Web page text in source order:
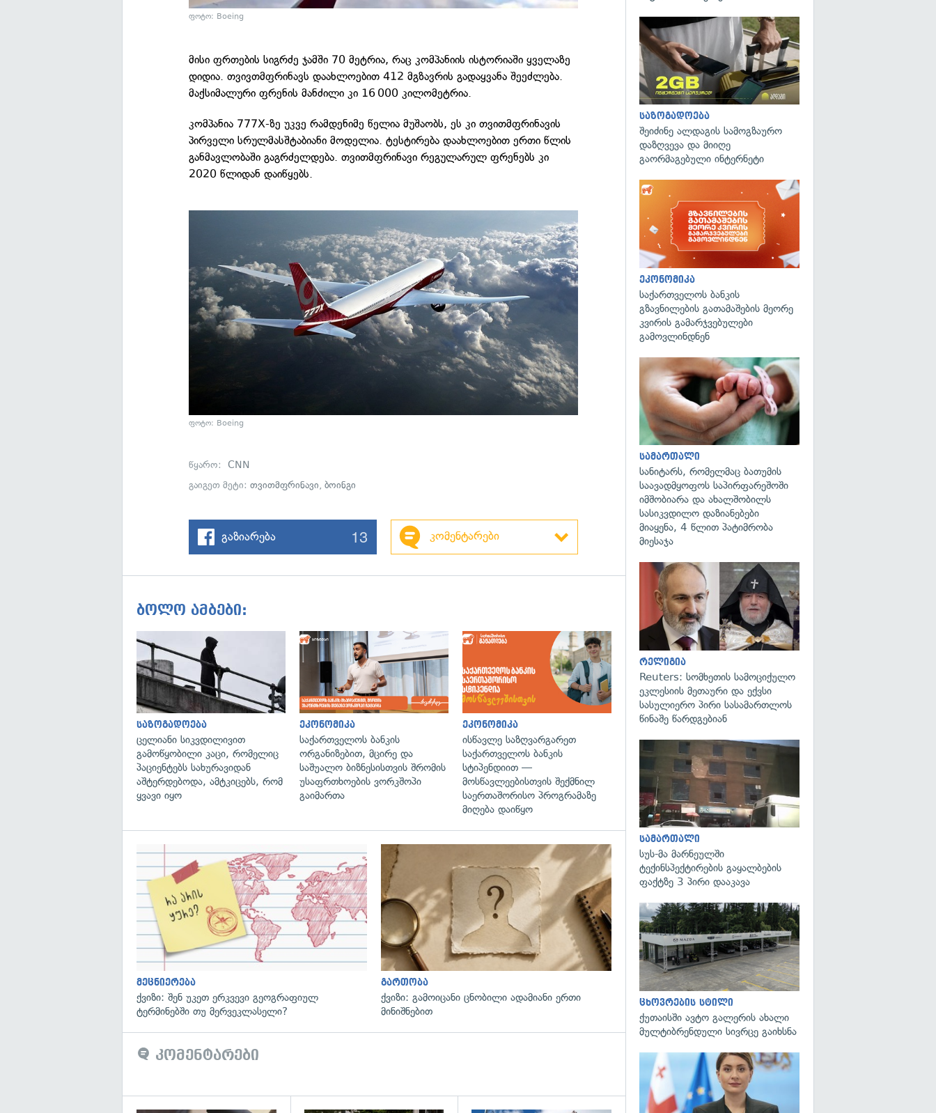
ფოტო: Boeing
მისი ფრთების სიგრძე ჯამში 70 მეტრია, რაც კომპანიის ისტორიაში ყველაზე
დიდია. თვივთმფრინავს დაახლოებით 412 მგზავრის გადაყვანა შეეძლება.
მაქსიმალური ფრენის მანძილი კი 16 000 კილომეტრია.
კომპანია 777X-ზე უკვე რამდენიმე წელია მუშაობს, ეს კი თვითმფრინავის
პირველი სრულმასშტაბიანი მოდელია. ტესტირება დაახლოებით ერთი წლის
განმავლობაში გაგრძელდება. თვითმფრინავი რეგულარულ ფრენებს კი
2020 წლიდან დაიწყებს.
ფოტო: Boeing
წყარო:CNN
გაიგეთ მეტი:თვითმფრინავი,ბოინგი
გაზიარება 13 კომენტარები
ბოლო ამბები:
გადახედვა
საზოგადოება
ცელიანი სიკვდილივით
გამოწყობილი კაცი, რომელიც
პაციენტებს სახურავიდან
აშტერდებოდა, ამტკიცებს, რომ
ყვავი იყო
ეკონომიკა
საქართველოს ბანკის
ორგანიზებით, მცირე და
საშუალო ბიზნესისთვის შრომის
უსაფრთხოების ვორკშოპი
გაიმართა
ეკონომიკა
ისწავლე საზღვარგარეთ
საქართველოს ბანკის
სტიპენდიით —
მოსწავლეებისთვის შექმნილ
საერთაშორისო პროგრამაზე
მიღება დაიწყო
მეცნიერება
ქვიზი: შენ უკეთ ერკვევი გეოგრაფიულ
ტერმინებში თუ მერვეკლასელი?
გართობა
ქვიზი: გამოიცანი ცნობილი ადამიანი ერთი
მინიშნებით
კომენტარები
საზოგადოება
შეიძინე ალდაგის სამოგზაურო
დაზღვევა და მიიღე
გაორმაგებული ინტერნეტი
ეკონომიკა
საქართველოს ბანკის
გზავნილების გათამაშების მეორე
კვირის გამარჯვებულები
გამოვლინდნენ
სამართალი
სანიტარს, რომელმაც ბათუმის
საავადმყოფოს საპირფარეშოში
იმშობიარა და ახალშობილს
სასიკვდილო დაზიანებები
მიაყენა, 4 წლით პატიმრობა
მიესაჯა
რელიგია
Reuters: სომხეთის სამოციქულო
ეკლესიის მეთაური და ექვსი
სასულიერო პირი სასამართლოს
წინაშე წარდგებიან
სამართალი
სუს-მა მარნეულში
ტექინსპექტირების გაყალბების
ფაქტზე 3 პირი დააკავა
ცხოვრების სტილი
ქუთაისში ავტო გალერის ახალი
მულტიბრენდული სივრცე გაიხსნა